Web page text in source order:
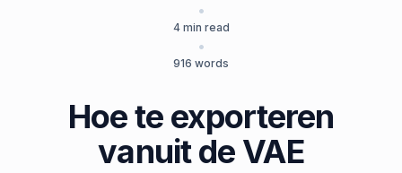
•
4min read
•
916 words
Hoe te exporteren
vanuit de VAE